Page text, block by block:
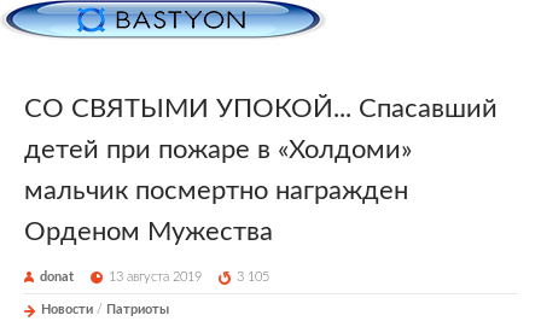
СО СВЯТЫМИ УПОКОЙ... Спасавший
детей при пожаре в «Холдоми»
мальчик посмертно награжден
Орденом Мужества
donat 13 августа 2019 3 105
Новости / Патриоты